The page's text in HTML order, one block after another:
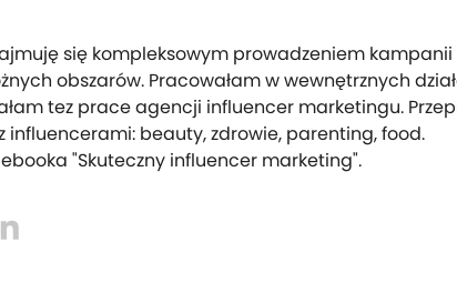
się kompleksowym prowadzeniem
obszarów. Pracowałam w wewnętrznych
tez prace agencji influencer marketingu.
influencerami: beauty, zdrowie, parenting, food.
"Skuteczny influencer marketing".